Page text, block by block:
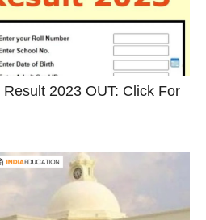
2023 OUT: Click For